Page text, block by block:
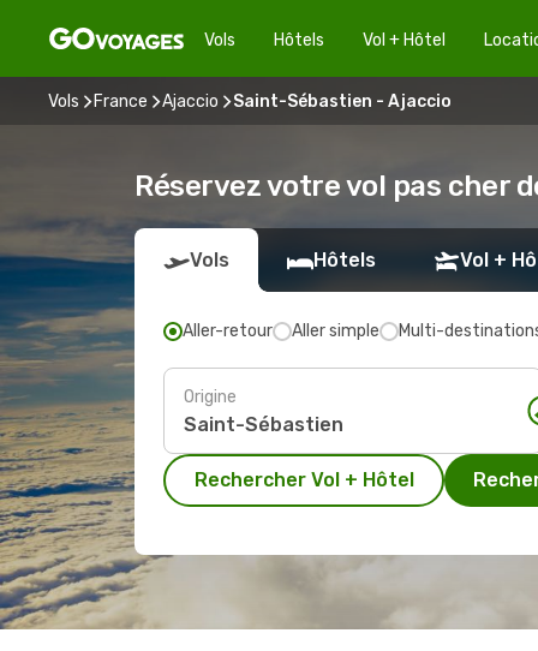
Vols Hôtels Vol + Hôtel
Vols France Ajaccio Saint-Sébastien - Ajaccio
Réservez votre vol pas cher
Vols Hôtels Vol +
Aller-retour Aller simple Multi-
Origine
Rechercher Vol + Hôtel